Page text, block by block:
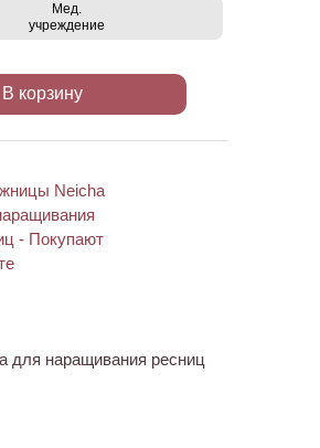
Мед.
учреждение
В корзину
для наращивания ресниц